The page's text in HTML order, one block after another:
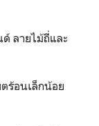
ลายไม้ถี่และ
ร้อนเล็กน้อย